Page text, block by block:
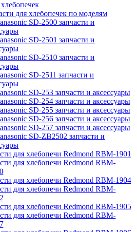
для хлебопечек по моделям
SD-2500 запчасти и
SD-2501 запчасти и
SD-2510 запчасти и
SD-2511 запчасти и
SD-253 запчасти и аксессуары
SD-254 запчасти и аксессуары
SD-255 запчасти и аксессуары
SD-256 запчасти и аксессуары
SD-257 запчасти и аксессуары
SD-ZB2502 запчасти и
для хлебопечи Redmond RBM-1901
для хлебопечи Redmond RBM-
для хлебопечи Redmond RBM-1904
для хлебопечи Redmond RBM-
для хлебопечи Redmond RBM-1905
для хлебопечи Redmond RBM-